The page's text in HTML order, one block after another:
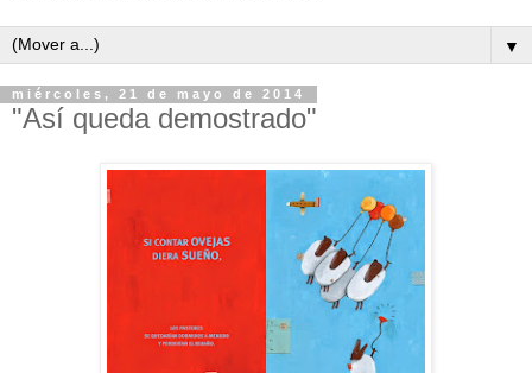
▼
miércoles, 21 de mayo de 2014
"Así queda demostrado"